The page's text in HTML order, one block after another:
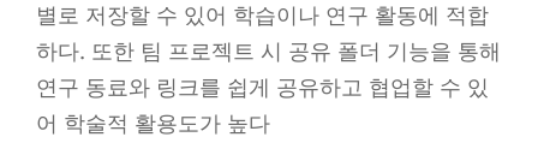
별로 저장할 수 있어 학습이나 연구 활동에 적합
하다. 또한 팀 프로젝트 시 공유 폴더 기능을 통해
연구 동료와 링크를 쉽게 공유하고 협업할 수 있
어 학술적 활용도가 높다